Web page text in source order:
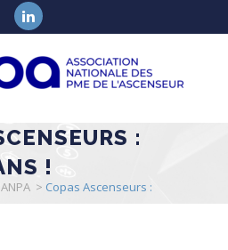
:
!
> Copas Ascenseurs :